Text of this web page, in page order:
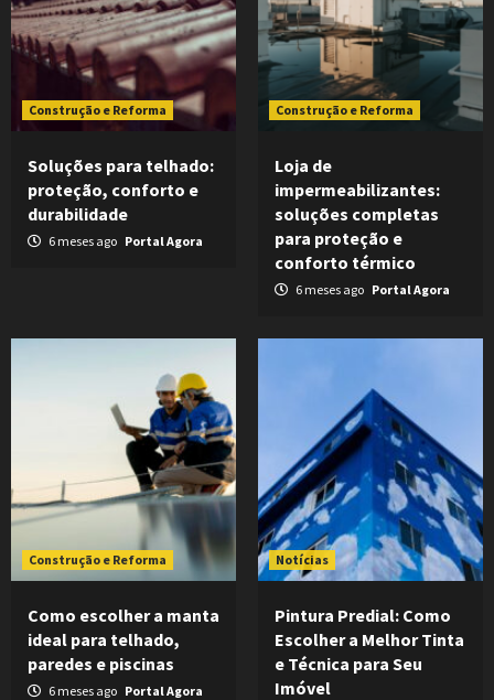
Construção e Reforma
Soluções para telhado:
proteção, conforto e
durabilidade
6 meses ago Portal Agora
Construção e Reforma
Loja de
impermeabilizantes:
soluções completas
para proteção e
conforto térmico
6 meses ago Portal Agora
Construção e Reforma
Como escolher a manta
ideal para telhado,
paredes e piscinas
6 meses ago Portal Agora
Notícias
Pintura Predial: Como
Escolher a Melhor Tinta
e Técnica para Seu
Imóvel